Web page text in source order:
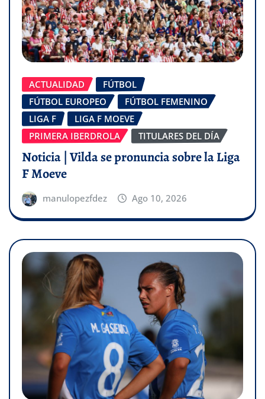
ACTUALIDAD
FÚTBOL
FÚTBOL EUROPEO
FÚTBOL FEMENINO
LIGA F
LIGA F MOEVE
PRIMERA IBERDROLA
TITULARES DEL DÍA
Noticia | Vilda se pronuncia sobre la Liga
F Moeve
manulopezfdez Ago 10, 2026